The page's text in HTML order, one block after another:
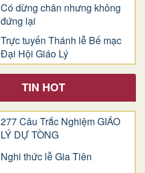
Có dừng chân nhưng không
đứng lại
Trực tuyến Thánh lễ Bế mạc
Đại Hội Giáo Lý
TIN HOT
277 Câu Trắc Nghiệm GIÁO
LÝ DỰ TÒNG
Nghi thức lễ Gia Tiên